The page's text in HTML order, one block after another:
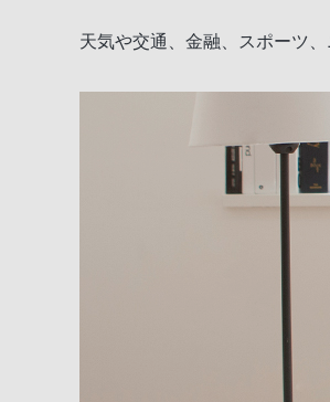
天気や交通、金融、スポーツ